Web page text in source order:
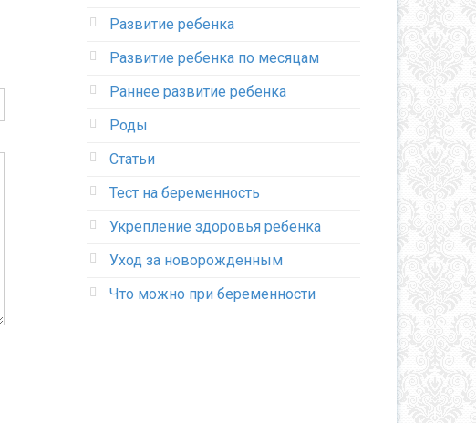
Развитие ребенка
Развитие ребенка по месяцам
Раннее развитие ребенка
Роды
Статьи
Тест на беременность
Укрепление здоровья ребенка
Уход за новорожденным
Что можно при беременности